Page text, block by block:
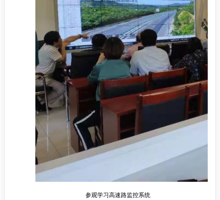
参观学习高速路监控系统